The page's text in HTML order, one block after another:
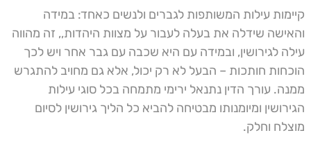
קיימות עילות המשותפות לגברים ולנשים כאחד: במידה
והאישה שידלה את בעלה לעבור על מצוות היהדות,, זה מהווה
עילה לגירושין, ובמידה עם היא שכבה עם גבר אחר ויש לכך
הוכחות חותכות – הבעל לא רק יכול, אלא גם מחויב להתגרש
ממנה. עורך הדין נתנאל ירימי מתמחה בכל סוגי עילות
הגירושין ומיומנותו מבטיחה להביא כל הליך גירושין לסיום
מוצלח וחלק.